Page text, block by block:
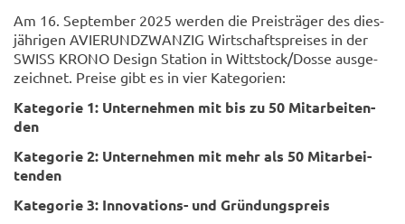
Am 16. Sep­tem­ber 2025 wer­den die Preis­trä­ger des dies­
jäh­ri­gen AVIER­UND­ZWAN­ZIG Wirt­schafts­prei­ses in der
SWISS KRONO De­sign Sta­ti­on in Witt­stock/Dosse aus­ge­
zeich­net. Prei­se gibt es in vier Ka­te­go­rien:
Ka­te­go­rie 1: Un­ter­neh­men mit bis zu 50 Mit­ar­bei­ten­
den
Ka­te­go­rie 2: Un­ter­neh­men mit mehr als 50 Mit­ar­bei­
ten­den
Ka­te­go­rie 3: Innovations-​ und Grün­dungs­preis